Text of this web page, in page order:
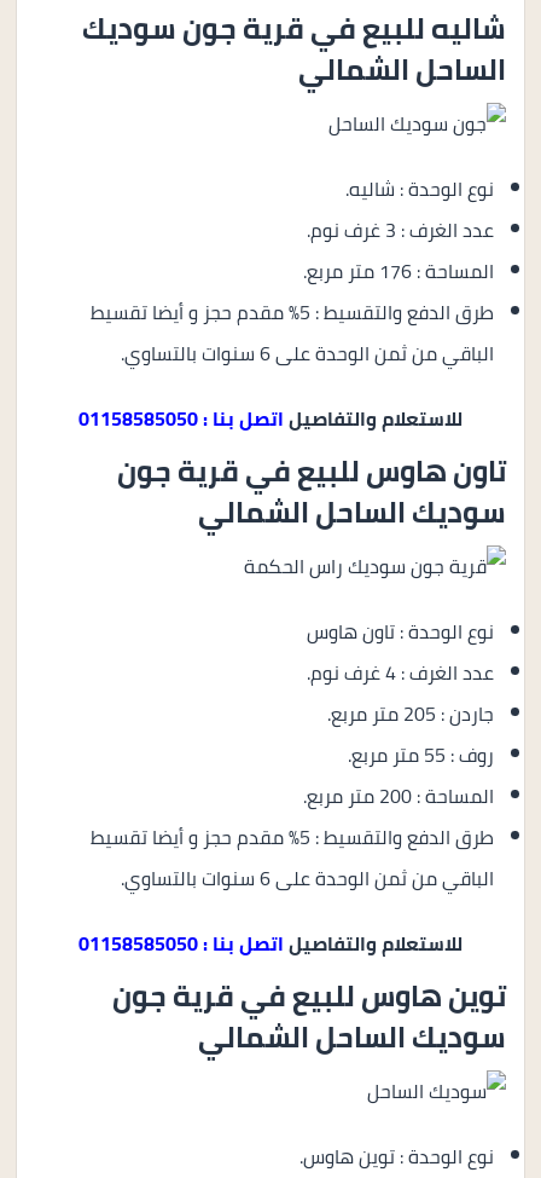
شاليه للبيع في قرية جون سوديك
الساحل الشمالي
نوع الوحدة : شاليه.
عدد الغرف : 3 غرف نوم.
المساحة : 176 متر مربع.
طرق الدفع والتقسيط : 5% مقدم حجز و أيضا تقسيط
الباقي من ثمن الوحدة على 6 سنوات بالتساوي.
للاستعلام والتفاصيلاتصل بنا : 01158585050
تاون هاوس للبيع في قرية جون
سوديك الساحل الشمالي
نوع الوحدة : تاون هاوس
عدد الغرف : 4 غرف نوم.
جاردن : 205 متر مربع.
روف : 55 متر مربع.
المساحة : 200 متر مربع.
طرق الدفع والتقسيط : 5% مقدم حجز و أيضا تقسيط
الباقي من ثمن الوحدة على 6 سنوات بالتساوي.
للاستعلام والتفاصيلاتصل بنا : 01158585050
توين هاوس للبيع في قرية جون
سوديك الساحل الشمالي
نوع الوحدة : توين هاوس.